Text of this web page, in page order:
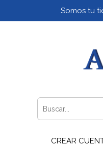
Somos tu
CREAR